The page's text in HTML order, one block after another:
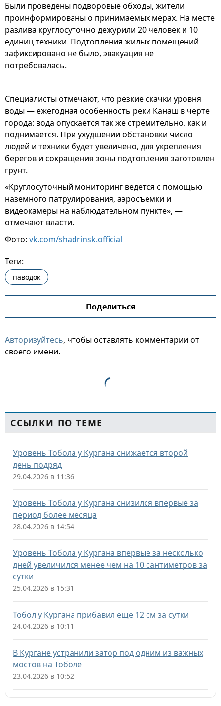
Были проведены подворовые обходы, жители
проинформированы о принимаемых мерах. На месте
разлива круглосуточно дежурили 20 человек и 10
единиц техники. Подтопления жилых помещений
зафиксировано не было, эвакуация не
потребовалась.
Специалисты отмечают, что резкие скачки уровня
воды — ежегодная особенность реки Канаш в черте
города: вода опускается так же стремительно, как и
поднимается. При ухудшении обстановки число
людей и техники будет увеличено, для укрепления
берегов и сокращения зоны подтопления заготовлен
грунт.
«Круглосуточный мониторинг ведется с помощью
наземного патрулирования, аэросъемки и
видеокамеры на наблюдательном пункте», —
отмечают власти.
Фото: vk.com/shadrinsk.official
Теги:
паводок
Поделиться
Авторизуйтесь, чтобы оставлять комментарии от
своего имени.
ССЫЛКИ ПО ТЕМЕ
Уровень Тобола у Кургана снижается второй
день подряд
29.04.2026 в 11:36
Уровень Тобола у Кургана снизился впервые за
период более месяца
28.04.2026 в 14:54
Уровень Тобола у Кургана впервые за несколько
дней увеличился менее чем на 10 сантиметров за
сутки
25.04.2026 в 15:31
Тобол у Кургана прибавил еще 12 см за сутки
24.04.2026 в 10:11
В Кургане устранили затор под одним из важных
мостов на Тоболе
23.04.2026 в 10:52